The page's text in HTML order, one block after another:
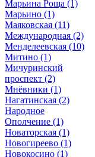
Марьина Роща (1)
Марьино (1)
Маяковская (11)
Международная (2)
Менделеевская (10)
Митино (1)
Мичуринский
проспект (2)
Мнёвники (1)
Нагатинская (2)
Народное
Ополчение (1)
Новаторская (1)
Новогиреево (1)
Новокосино (1)